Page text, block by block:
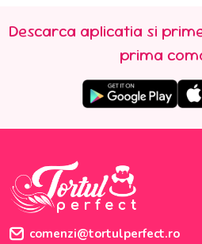
Descarca aplicatia si
prima
comenzi@tortulperfect.ro